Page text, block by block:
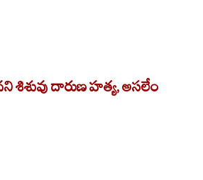
శిశువు దారుణ హత్య, అసలేం